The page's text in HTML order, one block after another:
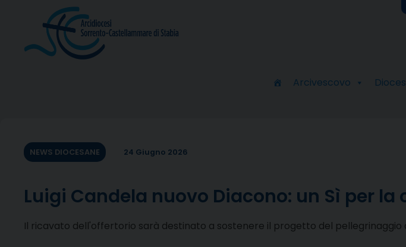
Arcivescovo
NEWS DIOCESANE 24 Giugno 2026
Luigi Candela nuovo Diacono: un Sì per
Il ricavato dell'offertorio sarà destinato a sostenere il progetto del pellegrinaggio